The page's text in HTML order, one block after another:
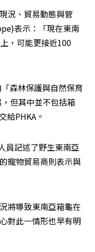
況、貿易動態與管
表示：「現在東南
，可能更接近100
森林保護與自然保育
但其中並不包括箱
給PHKA。
員記述了野生東南亞
寵物貿易商則表示與
將導致東南亞箱龜在
對此一情形也早有明